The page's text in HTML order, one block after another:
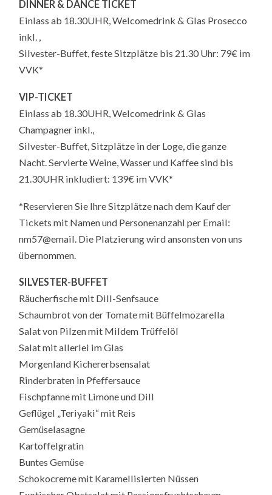
DINNER & DANCE TICKET
Einlass ab 18.30UHR, Welcomedrink & Glas Prosecco
inkl. ,
Silvester-Buffet, feste Sitzplätze bis 21.30 Uhr: 79€ im
VVK*
VIP-TICKET
Einlass ab 18.30UHR, Welcomedrink & Glas
Champagner inkl.,
Silvester-Buffet, Sitzplätze in der Loge, die ganze
Nacht. Servierte Weine, Wasser und Kaffee sind bis
21.30UHR inkludiert: 139€ im VVK*
*Reservieren Sie Ihre Sitzplätze nach dem Kauf der
Tickets mit Namen und Personenanzahl per Email:
nm57@email. Die Platzierung wird ansonsten von uns
übernommen.
SILVESTER-BUFFET
Räucherfische mit Dill-Senfsauce
Schaumbrot von der Tomate mit Büffelmozarella
Salat von Pilzen mit Mildem Trüffelöl
Salat mit allerlei im Glas
Morgenland Kichererbsensalat
Rinderbraten in Pfeffersauce
Fischpfanne mit Limone und Dill
Geflügel „Teriyaki“ mit Reis
Gemüselasagne
Kartoffelgratin
Buntes Gemüse
Schokocreme mit Karamellisierten Nüssen